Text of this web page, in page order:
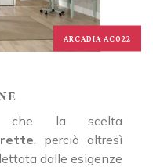
ARCADIA AC022
che la scelta
, perciò altresì
dalle esigenze